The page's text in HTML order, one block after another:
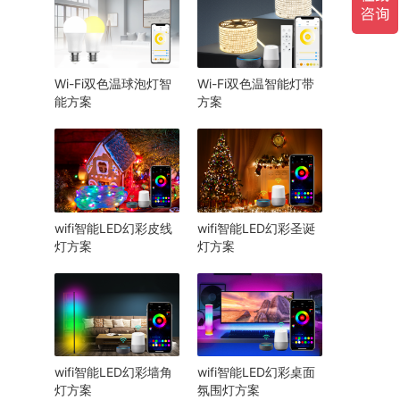
Wi-Fi双色温球泡灯智
能方案
Wi-Fi双色温智能灯带
方案
wifi智能LED幻彩皮线
灯方案
wifi智能LED幻彩圣诞
灯方案
wifi智能LED幻彩墙角
灯方案
wifi智能LED幻彩桌面
氛围灯方案